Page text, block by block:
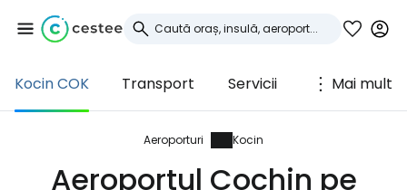
Kocin COK Transport Servicii Mai mult
Aeroporturi Kocin
Aeroportul Cochin pe
Conectați-vă la
Cestee
... comunitatea mondială a călătorilor